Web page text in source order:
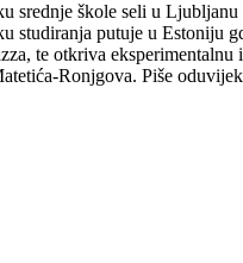
škole seli u
putuje u Estoniju
te otkriva
Ronjgova. Piše oduvijek